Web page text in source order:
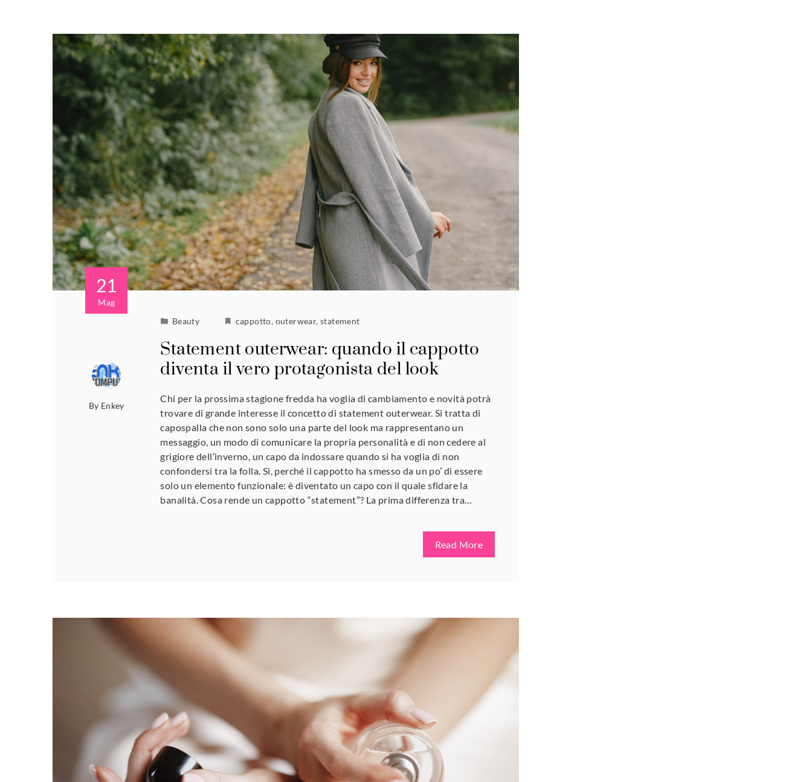
21
Mag
By Enkey
Beauty cappotto, outerwear,statement
Statement outerwear: quando il cappotto
diventa il vero protagonista del look
Chi per la prossima stagione fredda ha voglia di cambiamento e novità potrà
trovare di grande interesse il concetto di statement outerwear. Si tratta di
capospalla che non sono solo una parte del look ma rappresentano un
messaggio, un modo di comunicare la propria personalità e di non cedere al
grigiore dell’inverno, un capo da indossare quando si ha voglia di non
confondersi tra la folla. Sì, perché il cappotto ha smesso da un po’ di essere
solo un elemento funzionale: è diventato un capo con il quale sfidare la
banalità. Cosa rende un cappotto “statement”? La prima differenza tra…
Read More